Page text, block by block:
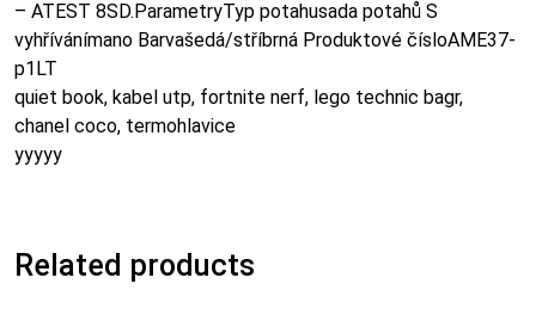
– ATEST 8SD.ParametryTyp potahusada potahů S
vyhřívánímano Barvašedá/stříbrná Produktové čísloAME37-
p1LT
quiet book, kabel utp, fortnite nerf, lego technic bagr,
chanel coco, termohlavice
yyyyy
Related products